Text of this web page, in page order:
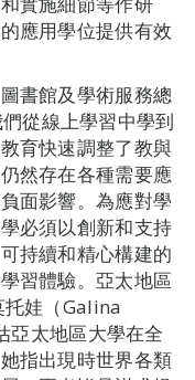
應用學位提供有效
書館及學術服務總
從線上學習中學到
育快速調整了教與
然存在各種需要應
面影響。為應對學
必須以創新和支持
持續和精心構建的
習體驗。亞太地區
托娃（Galina
亞太地區大學在全
指出現時世界各類